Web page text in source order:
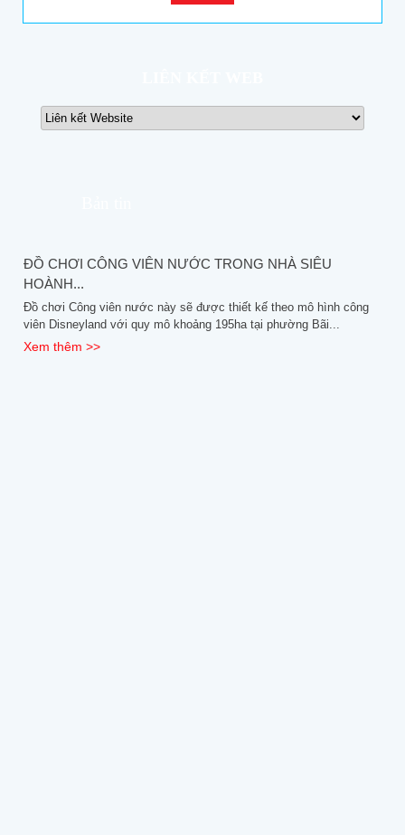
ĐỒ CHƠI CÔNG VIÊN NƯỚC TRONG NHÀ SIÊU
HOÀNH...
Đồ chơi Công viên nước này sẽ được thiết kế theo mô hình công
viên Disneyland với quy mô khoảng 195ha tại phường Bãi...
Xem thêm >>